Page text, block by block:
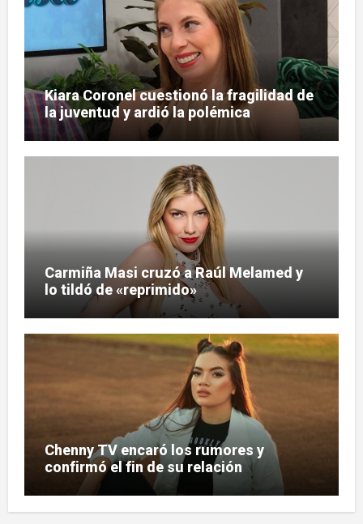
Kiara Coronel cuestionó la fragilidad de
la juventud y ardió la polémica
Carmiña Masi cruzó a Raúl Melamed y
lo tildó de «reprimido»
Chenny TV encaró los rumores y
confirmó el fin de su relación